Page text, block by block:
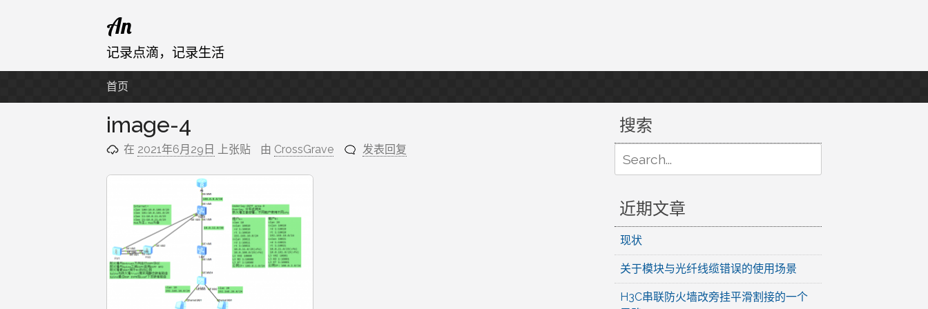
跳
至
内
An
记录点滴，记录生活
首页
image-4
在 2021年6月29日 上张贴 由 CrossGrave 发表回复
搜索
for:
近期文章
现状
关于模块与光纤线缆错误的使用场景
H3C串联防火墙改旁挂平滑割接的一个